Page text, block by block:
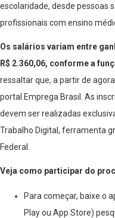
escolaridade, desde pessoas
profissionais com ensino
Os salários variam entre
R$ 2.360,06, conforme a
ressaltar que, a partir de
portal Emprega Brasil. As
devem ser realizadas
Trabalho Digital, ferramenta
Federal.
Veja como participar do
Para começar, baixe o
Play ou App Store)